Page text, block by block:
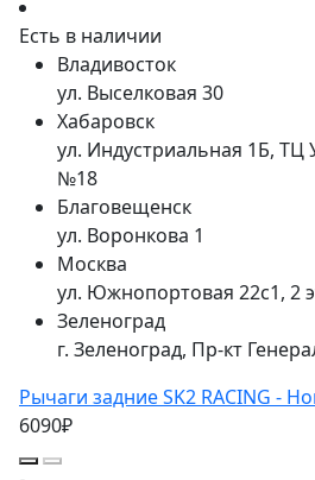
Есть в наличии
Владивосток
ул. Выселковая 30
Хабаровск
ул. Индустриальная 1Б, ТЦ
№18
Благовещенск
ул. Воронкова 1
Москва
ул. Южнопортовая 22с1, 2
Зеленоград
г. Зеленоград, Пр-кт
Рычаги задние SK2 RACING -
6090₽